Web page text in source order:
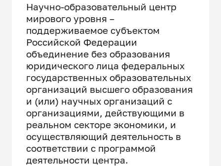
Научно-образовательный центр
мирового уровня –
поддерживаемое субъектом
Российской Федерации
объединение без образования
юридического лица федеральных
государственных образовательных
организаций высшего образования
и (или) научных организаций с
организациями, действующими в
реальном секторе экономики, и
осуществляющий деятельность в
соответствии с программой
деятельности центра.